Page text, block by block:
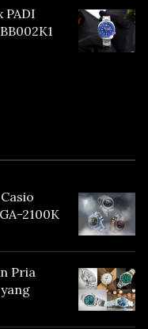
PADI
2100K
Pria